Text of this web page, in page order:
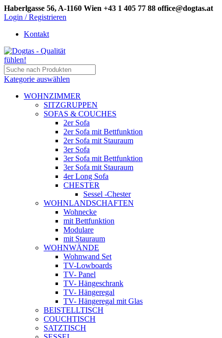
Haberlgasse 56, A-1160 Wien +43 1 405 77 88 office@dogtas.at
Login / Registrieren
Kontakt
Kategorie auswählen
WOHNZIMMER
SITZGRUPPEN
SOFAS & COUCHES
2er Sofa
2er Sofa mit Bettfunktion
2er Sofa mit Stauraum
3er Sofa
3er Sofa mit Bettfunktion
3er Sofa mit Stauraum
4er Long Sofa
CHESTER
Sessel -Chester
WOHNLANDSCHAFTEN
Wohnecke
mit Bettfunktion
Modulare
mit Stauraum
WOHNWÄNDE
Wohnwand Set
TV-Lowboards
TV- Panel
TV- Hängeschrank
TV- Hängeregal
TV- Hängeregal mit Glas
BEISTELLTISCH
COUCHTISCH
SATZTISCH